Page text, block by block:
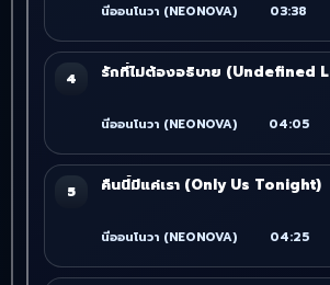
นีออนโนวา (NEONOVA) 03:38
4 รักที่ไม่ต้องอธิบาย (Undefined
นีออนโนวา (NEONOVA) 04:05
5 คืนนี้มีแค่เรา (Only Us Tonight)
นีออนโนวา (NEONOVA) 04:25